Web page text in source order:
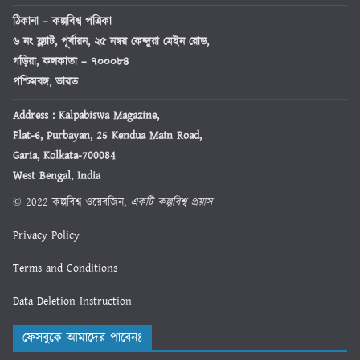
ঠিকানা– কল্পবিশ্ব পত্রিকা
৬ নং ফ্ল্যাট, পূর্বায়ন, ২৫ নম্বর কেন্দুয়া মেইন রোড,
গড়িয়া, কলকাতা – ৭০০০৮৪
পশ্চিমবঙ্গ, ভারত
Address : Kalpabiswa Magazine,
Flat-6, Purbayan, 25 Kendua Main Road,
Garia, Kolkata-700084
West Bengal, India
© 2022 কল্পবিশ্ব ওয়েবজিন, একটি কল্পবিশ্ব প্রয়াস
Privacy Policy
Terms and Conditions
Data Deletion Instruction
ফেসবুকে আমাদের পাবেনঃ